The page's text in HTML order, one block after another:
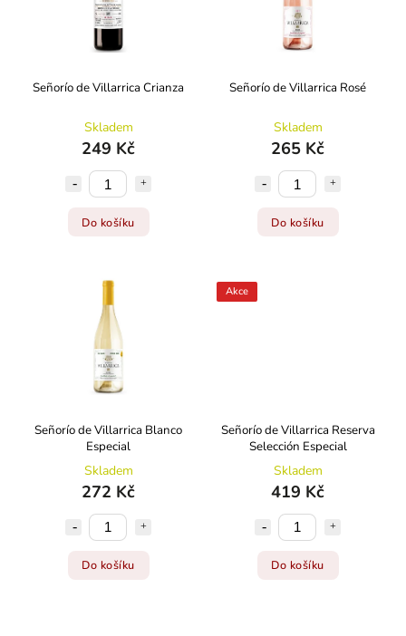
Señorío de Villarrica Crianza
Skladem
249 Kč
Do košíku
Señorío de Villarrica Rosé
Skladem
265 Kč
Do košíku
Señorío de Villarrica Blanco
Especial
Skladem
272 Kč
Do košíku
Akce
Señorío de Villarrica Reserva
Selección Especial
Skladem
419 Kč
Do košíku